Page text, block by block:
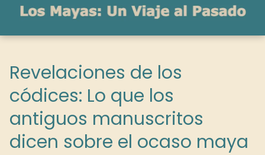
Revelaciones de los
códices: Lo que los
antiguos manuscritos
dicen sobre el ocaso maya